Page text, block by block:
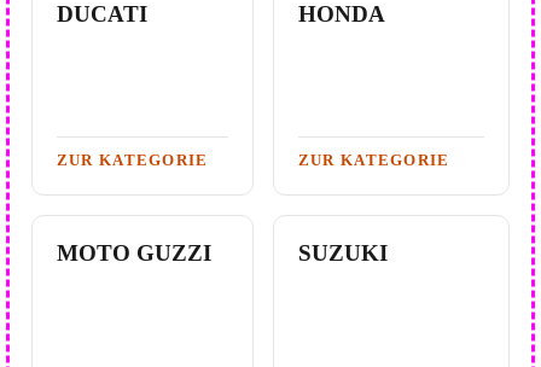
DUCATI
ZUR KATEGORIE
HONDA
ZUR KATEGORIE
MOTO GUZZI SUZUKI